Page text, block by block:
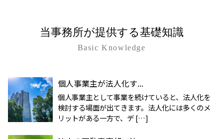
当事務所が提供する基礎知識
Basic Knowledge
個人事業主が法人化す...
個人事業主として事業を続けていると、法人化を
検討する場面が出てきます。法人化には多くのメ
リットがある一方で、デ […]